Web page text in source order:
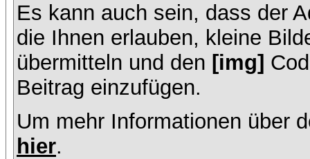
Es kann auch sein, dass der
die Ihnen erlauben, kleine
übermitteln und den [img]
Beitrag einzufügen.
Um mehr Informationen über
hier.